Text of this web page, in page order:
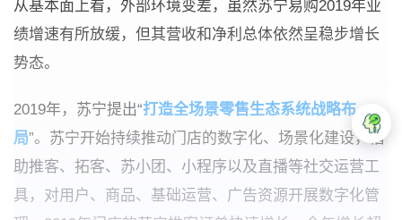
从基本面上看，外部环境变差，虽然苏宁易购2019年业
绩增速有所放缓，但其营收和净利总体依然呈稳步增长
势态。
2019年，苏宁提出“打造全场景零售生态系统战略布
局”。苏宁开始持续推动门店的数字化、场景化建设，借
助推客、拓客、苏小团、小程序以及直播等社交运营工
具，对用户、商品、基础运营、广告资源开展数字化管